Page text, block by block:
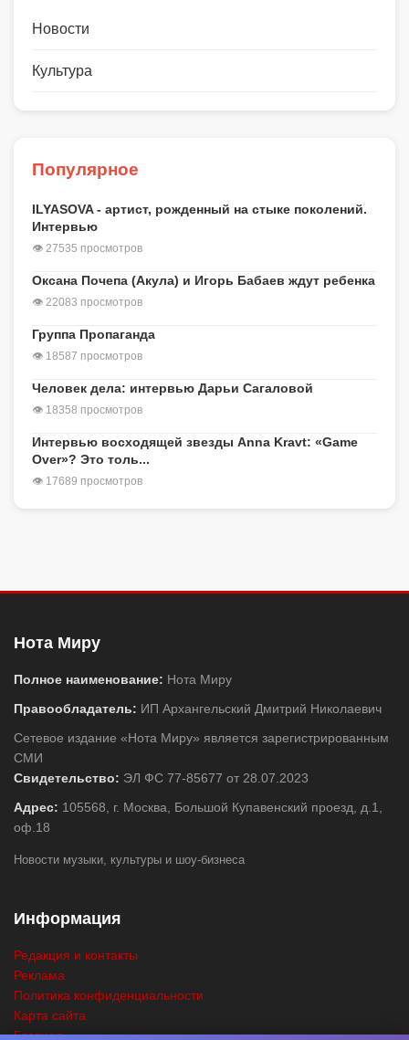
Новости
Культура
Популярное
ILYASOVA - артист, рожденный на стыке поколений.
Интервью
👁 27535 просмотров
Оксана Почепа (Акула) и Игорь Бабаев ждут ребенка
👁 22083 просмотров
Группа Пропаганда
👁 18587 просмотров
Человек дела: интервью Дарьи Сагаловой
👁 18358 просмотров
Интервью восходящей звезды Anna Kravt: «Game
Over»? Это толь...
👁 17689 просмотров
Нота Миру
Полное наименование: Нота Миру
Правообладатель: ИП Архангельский Дмитрий Николаевич
Сетевое издание «Нота Миру» является зарегистрированным
СМИ
Свидетельство: ЭЛ ФС 77-85677 от 28.07.2023
Адрес: 105568, г. Москва, Большой Купавенский проезд, д.1,
оф.18
Новости музыки, культуры и шоу-бизнеса
Информация
Редакция и контакты
Реклама
Политика конфиденциальности
Карта сайта
Главная